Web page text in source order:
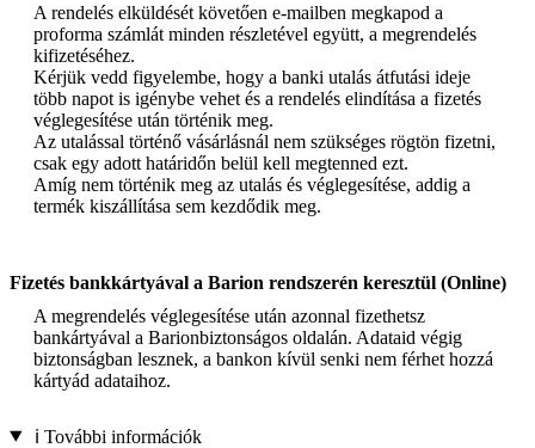
A rendelés elküldését követően e-mailben megkapod a
proforma számlát minden részletével együtt, a megrendelés
kifizetéséhez.
Kérjük vedd figyelembe, hogy a banki utalás átfutási ideje
több napot is igénybe vehet és a rendelés elindítása a fizetés
véglegesítése után történik meg.
Az utalással történő vásárlásnál nem szükséges rögtön fizetni,
csak egy adott határidőn belül kell megtenned ezt.
Amíg nem történik meg az utalás és véglegesítése, addig a
termék kiszállítása sem kezdődik meg.
Fizetés bankkártyával a Barion rendszerén keresztül (Online)
A megrendelés véglegesítése után azonnal fizethetsz
bankártyával a Barionbiztonságos oldalán. Adataid végig
biztonságban lesznek, a bankon kívül senki nem férhet hozzá
kártyád adataihoz.
ℹ️ További információk